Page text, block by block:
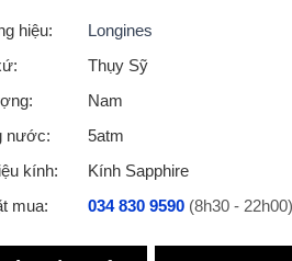
hiệu:
Longines
Thụy Sỹ
Nam
nước:
5atm
kính:
Kính Sapphire
mua:
034 830 9590 (8h30 - 22h00)